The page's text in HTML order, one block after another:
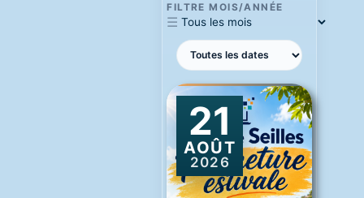
FILTRE MOIS/ANNÉE
21
AOÛT
2026